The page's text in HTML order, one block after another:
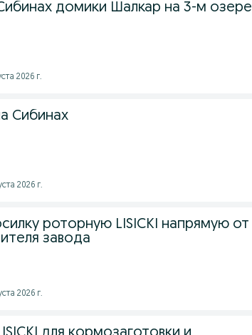
домики Шалкар на 3-м озере
2026 г.
Сибинах
2026 г.
роторную LISICKI напрямую от
завода
2026 г.